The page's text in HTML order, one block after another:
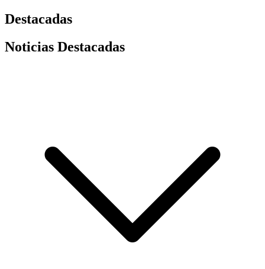
Destacadas
Noticias Destacadas